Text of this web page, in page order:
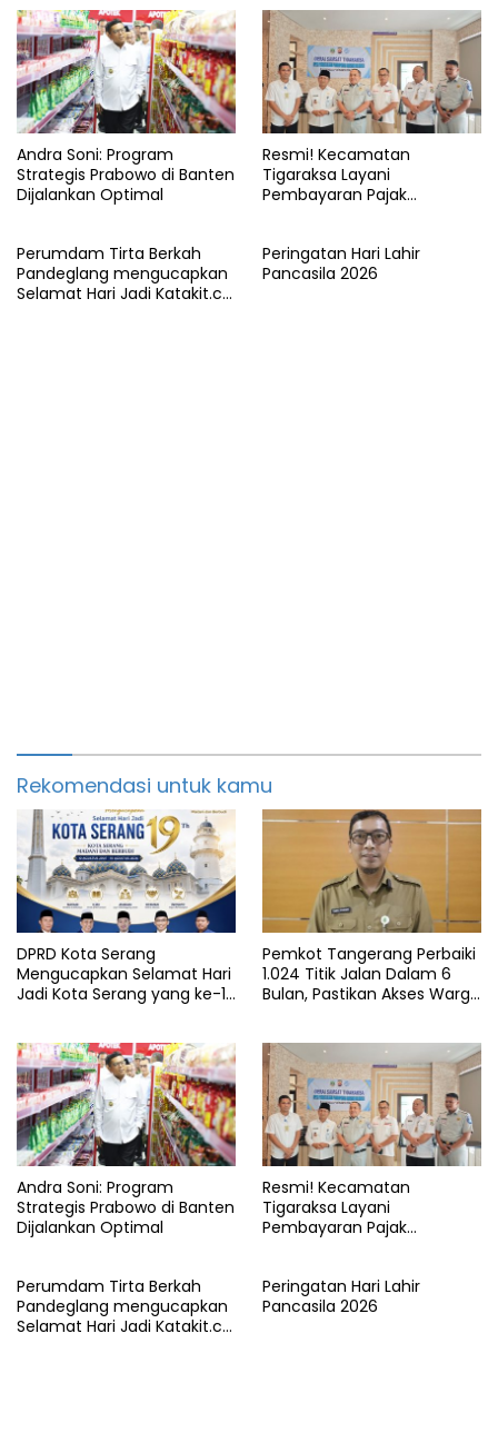
Andra Soni: Program
Strategis Prabowo di Banten
Dijalankan Optimal
Resmi! Kecamatan
Tigaraksa Layani
Pembayaran Pajak
Perumdam Tirta Berkah
Pandeglang mengucapkan
Selamat Hari Jadi Katakit.co
Peringatan Hari Lahir
Pancasila 2026
Rekomendasi untuk kamu
DPRD Kota Serang
Mengucapkan Selamat Hari
Jadi Kota Serang yang ke-19
Pemkot Tangerang Perbaiki
1.024 Titik Jalan Dalam 6
Bulan, Pastikan Akses Warga
Andra Soni: Program
Strategis Prabowo di Banten
Dijalankan Optimal
Resmi! Kecamatan
Tigaraksa Layani
Pembayaran Pajak
Perumdam Tirta Berkah
Pandeglang mengucapkan
Selamat Hari Jadi Katakit.co
Peringatan Hari Lahir
Pancasila 2026